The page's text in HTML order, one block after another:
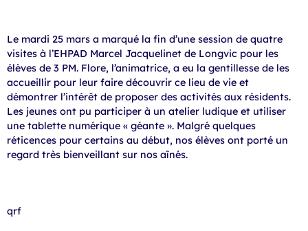
Le mardi 25 mars a marqué la fin d’une session de quatre
visites à l’EHPAD Marcel Jacquelinet de Longvic pour les
élèves de 3 PM. Flore, l’animatrice, a eu la gentillesse de les
accueillir pour leur faire découvrir ce lieu de vie et
démontrer l’intérêt de proposer des activités aux résidents.
Les jeunes ont pu participer à un atelier ludique et utiliser
une tablette numérique « géante ». Malgré quelques
réticences pour certains au début, nos élèves ont porté un
regard très bienveillant sur nos aînés.
qrf